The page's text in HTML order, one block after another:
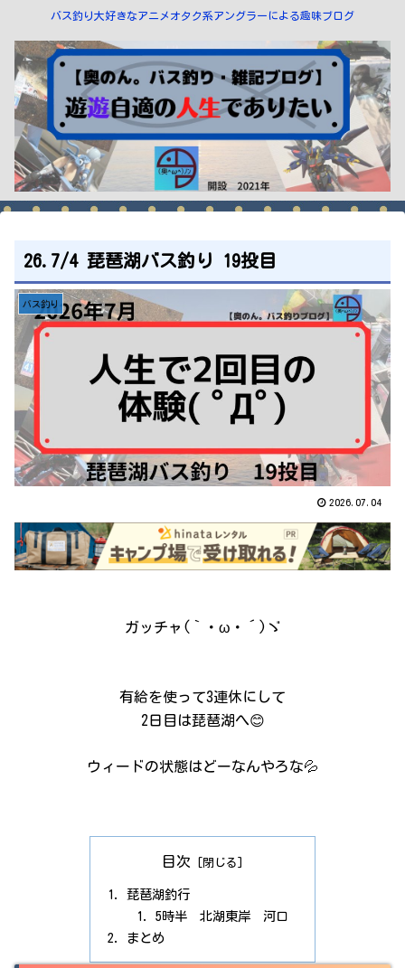
バス釣り大好きなアニメオタク系アングラーによる趣味ブログ
26.7/4 琵琶湖バス釣り 19投目
バス釣り
2026.07.04
ガッチャ(｀・ω・´)ゞ
有給を使って3連休にして
2日目は琵琶湖へ😊
ウィードの状態はどーなんやろな💦
目次
琵琶湖釣行
5時半 北湖東岸 河口
まとめ